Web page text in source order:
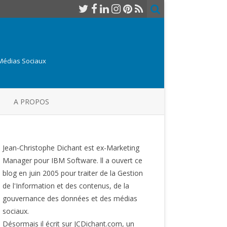
Sociaux
A PROPOS
Jean-Christophe Dichant est ex-Marketing
Manager pour IBM Software. ll a ouvert ce
blog en juin 2005 pour traiter de la Gestion
de l'Information et des contenus, de la
gouvernance des données et des médias
sociaux.
Désormais il écrit sur JCDichant.com, un